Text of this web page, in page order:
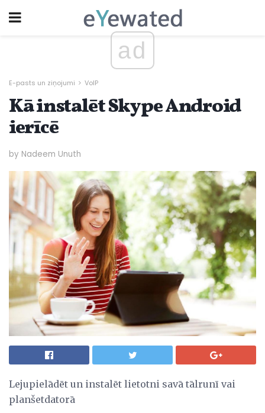
ad
E-pasts un ziņojumi VoIP
Kā instalēt Skype Android
ierīcē
by Nadeem Unuth
Lejupielādēt un instalēt lietotni savā tālrunī vai
planšetdatorā